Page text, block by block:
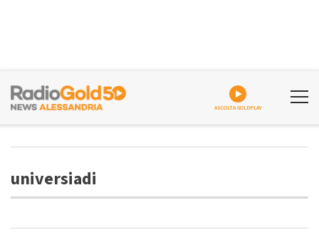
ASCOLTA GOLDPLAY
universiadi